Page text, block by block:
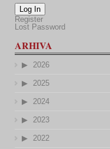
Log In
Register
Lost Password
ARHIVA
2026
2025
2024
2023
2022